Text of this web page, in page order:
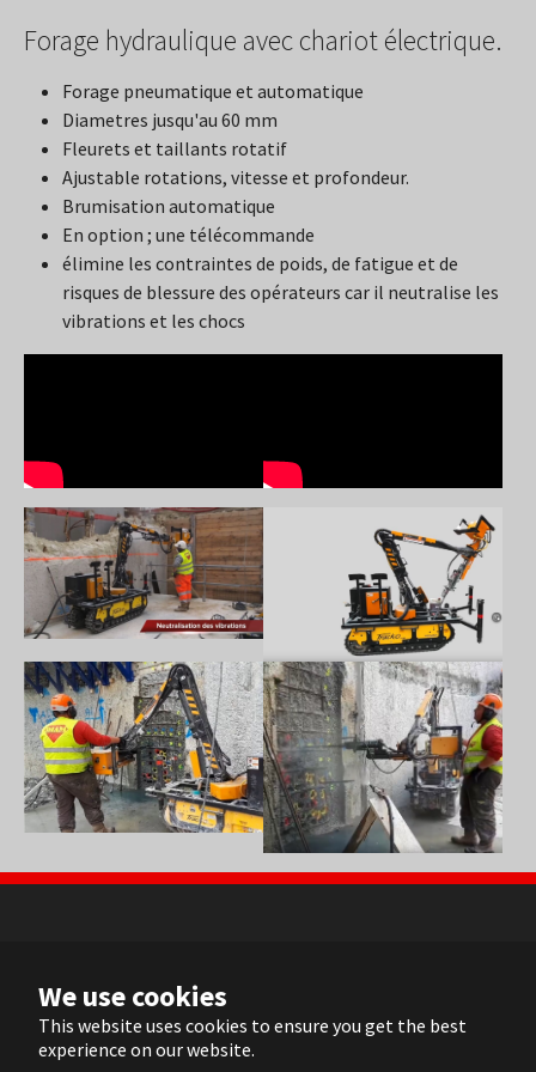
We use cookies
This website uses cookies to ensure you get the best
experience on our website.
Forage hydraulique avec chariot électrique.
Forage pneumatique et automatique
Diametres jusqu'au 60 mm
Fleurets et taillants rotatif
Ajustable rotations, vitesse et profondeur.
Brumisation automatique
En option ; une télécommande
élimine les contraintes de poids, de fatigue et de
risques de blessure des opérateurs car il neutralise les
vibrations et les chocs
Show larger version Show larger version
Show larger version Show larger version
FR
EN
DE